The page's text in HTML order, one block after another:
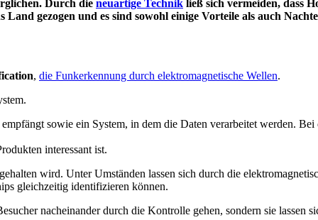
Durch die neuartige Technik ließ sich vermeiden, dass
Land gezogen und es sind sowohl einige Vorteile als auch
, die Funkerkennung durch elektromagnetische Wellen.
sowie ein System, in dem die Daten verarbeitet werden.
interessant ist.
wird. Unter Umständen lassen sich durch die
gleichzeitig identifizieren können.
nacheinander durch die Kontrolle gehen, sondern sie lassen